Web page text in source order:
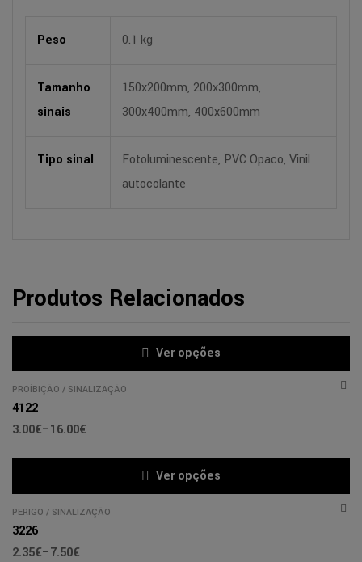
Peso 0.1 kg
Tamanho
sinais
150x200mm, 200x300mm,
300x400mm, 400x600mm
Tipo sinal
Fotoluminescente, PVC Opaco, Vinil
autocolante
Produtos Relacionados
Ver opções
PROÍBIÇÃO / SINALIZAÇÃO
4122
3.00€–16.00€
Ver opções
PERIGO / SINALIZAÇÃO
3226
2.35€–7.50€